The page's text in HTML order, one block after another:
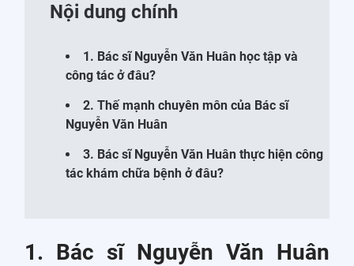
Nội dung chính
1. Bác sĩ Nguyễn Văn Huân học tập và
công tác ở đâu?
2. Thế mạnh chuyên môn của Bác sĩ
Nguyễn Văn Huân
3. Bác sĩ Nguyễn Văn Huân thực hiện công
tác khám chữa bệnh ở đâu?
1. Bác sĩ Nguyễn Văn Huân